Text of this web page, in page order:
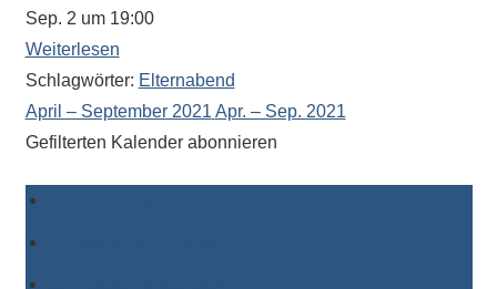
jeder
Seite
der
Suche
zur
Sep. 2 um 19:00
Weiterlesen
Schlagwörter: Elternabend
April – September 2021 Apr. – Sep. 2021
Gefilterten Kalender abonnieren